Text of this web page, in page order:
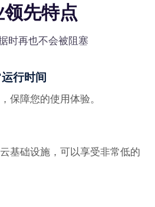
先特点
时再也不会被阻塞
行时间
保障您的使用体验。
基础设施，可以享受非常低的